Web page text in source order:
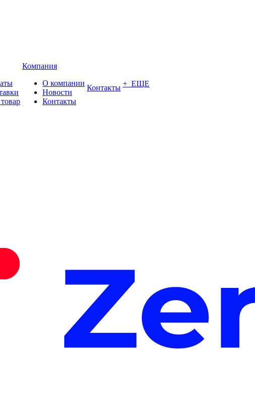
Компания
О компании
Новости
Контакты
Контакты + ЕЩЕ